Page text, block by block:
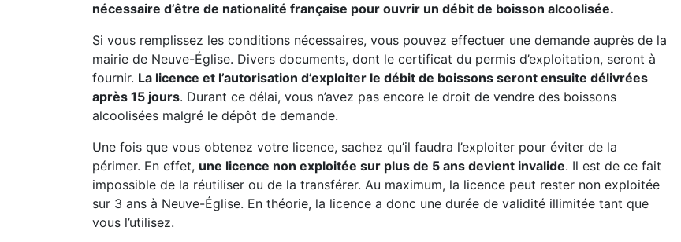
nécessaire d’être de nationalité française pour ouvrir un débit de boisson alcoolisée.
Si vous remplissez les conditions nécessaires, vous pouvez effectuer une demande auprès de la
mairie de Neuve-Église. Divers documents, dont le certificat du permis d’exploitation, seront à
fournir. La licence et l’autorisation d’exploiter le débit de boissons seront ensuite délivrées
après 15 jours. Durant ce délai, vous n’avez pas encore le droit de vendre des boissons
alcoolisées malgré le dépôt de demande.
Une fois que vous obtenez votre licence, sachez qu’il faudra l’exploiter pour éviter de la
périmer. En effet, une licence non exploitée sur plus de 5 ans devient invalide. Il est de ce fait
impossible de la réutiliser ou de la transférer. Au maximum, la licence peut rester non exploitée
sur 3 ans à Neuve-Église. En théorie, la licence a donc une durée de validité illimitée tant que
vous l’utilisez.